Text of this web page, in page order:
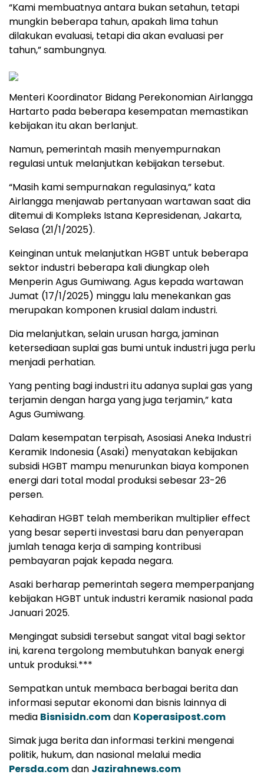
“Kami membuatnya antara bukan setahun, tetapi
mungkin beberapa tahun, apakah lima tahun
dilakukan evaluasi, tetapi dia akan evaluasi per
tahun,” sambungnya.
Menteri Koordinator Bidang Perekonomian Airlangga
Hartarto pada beberapa kesempatan memastikan
kebijakan itu akan berlanjut.
Namun, pemerintah masih menyempurnakan
regulasi untuk melanjutkan kebijakan tersebut.
“Masih kami sempurnakan regulasinya,” kata
Airlangga menjawab pertanyaan wartawan saat dia
ditemui di Kompleks Istana Kepresidenan, Jakarta,
Selasa (21/1/2025).
Keinginan untuk melanjutkan HGBT untuk beberapa
sektor industri beberapa kali diungkap oleh
Menperin Agus Gumiwang. Agus kepada wartawan
Jumat (17/1/2025) minggu lalu menekankan gas
merupakan komponen krusial dalam industri.
Dia melanjutkan, selain urusan harga, jaminan
ketersediaan suplai gas bumi untuk industri juga perlu
menjadi perhatian.
Yang penting bagi industri itu adanya suplai gas yang
terjamin dengan harga yang juga terjamin,” kata
Agus Gumiwang.
Dalam kesempatan terpisah, Asosiasi Aneka Industri
Keramik Indonesia (Asaki) menyatakan kebijakan
subsidi HGBT mampu menurunkan biaya komponen
energi dari total modal produksi sebesar 23-26
persen.
Kehadiran HGBT telah memberikan multiplier effect
yang besar seperti investasi baru dan penyerapan
jumlah tenaga kerja di samping kontribusi
pembayaran pajak kepada negara.
Asaki berharap pemerintah segera memperpanjang
kebijakan HGBT untuk industri keramik nasional pada
Januari 2025.
Mengingat subsidi tersebut sangat vital bagi sektor
ini, karena tergolong membutuhkan banyak energi
untuk produksi.***
Sempatkan untuk membaca berbagai berita dan
informasi seputar ekonomi dan bisnis lainnya di
media Bisnisidn.comdan Koperasipost.com
Simak juga berita dan informasi terkini mengenai
politik, hukum, dan nasional melalui media
Persda.comdan Jazirahnews.com